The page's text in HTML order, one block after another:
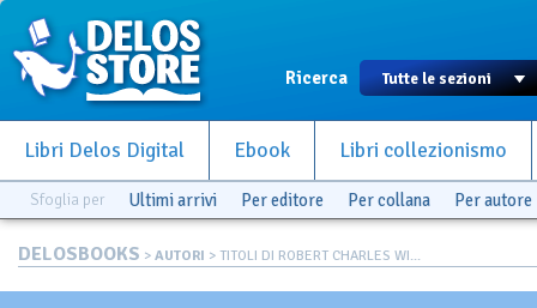
Ricerca
Libri Delos Digital Ebook Libri collezionismo
Sfoglia per Ultimi arrivi Per editore Per collana Per autore
DELOSBOOKS > AUTORI > TITOLI DI ROBERT CHARLES WI...